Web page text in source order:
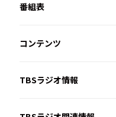
番組表
コンテンツ
TBSラジオ情報